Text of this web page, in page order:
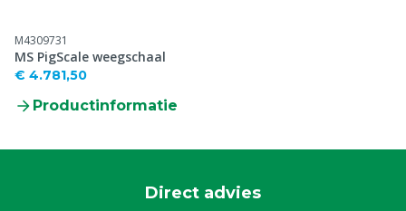
M4309731
MS PigScale weegschaal
€ 4.781,50
Productinformatie
Direct advies